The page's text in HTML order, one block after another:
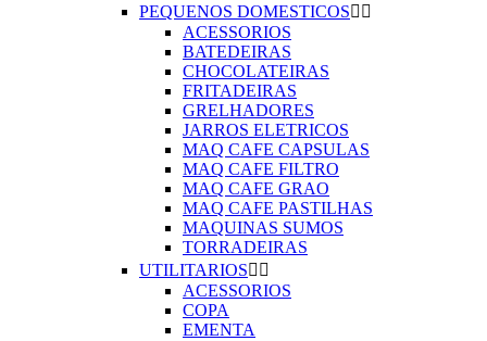
PEQUENOS DOMESTICOS 
ACESSORIOS
BATEDEIRAS
CHOCOLATEIRAS
FRITADEIRAS
GRELHADORES
JARROS ELETRICOS
MAQ CAFE CAPSULAS
MAQ CAFE FILTRO
MAQ CAFE GRAO
MAQ CAFE PASTILHAS
MAQUINAS SUMOS
TORRADEIRAS
UTILITARIOS 
ACESSORIOS
COPA
EMENTA